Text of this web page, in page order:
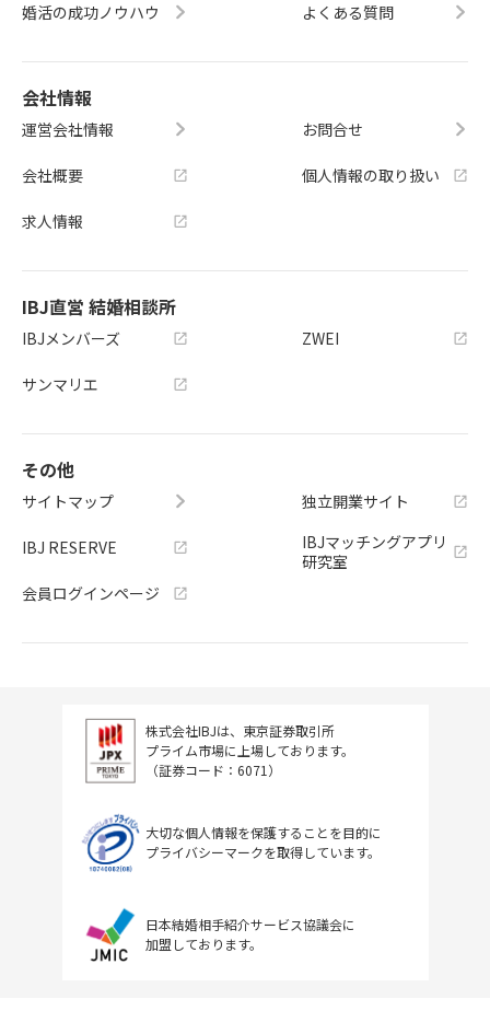
婚活の成功ノウハウ よくある質問
会社情報
運営会社情報
会社概要
求人情報
お問合せ
個人情報の取り扱い
IBJ直営 結婚相談所
IBJメンバーズ
サンマリエ
ZWEI
その他
サイトマップ
IBJ RESERVE
会員ログインページ
独立開業サイト
IBJマッチングアプリ
研究室
株式会社IBJは、東京証券取引所
プライム市場に上場しております。
（証券コード：6071）
大切な個人情報を保護することを目的に
プライバシーマークを取得しています。
日本結婚相手紹介サービス協議会に
加盟しております。